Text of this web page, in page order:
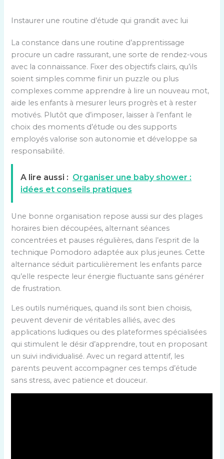
Instaurer une routine d’étude qui grandit avec lui
La constance dans une routine d’apprentissage
procure un cadre rassurant, une sorte de rendez-vous
avec la connaissance. Fixer des objectifs clairs, qu’ils
soient simples comme finir un puzzle ou plus
complexes comme apprendre à lire un nouveau mot,
aide les enfants à mesurer leurs progrès et à rester
motivés. Plutôt que d’imposer, laisser à l’enfant le
choix des moments d’étude ou des supports
employés valorise son autonomie et développe sa
responsabilité.
A lire aussi : Organiser une baby shower :
idées et conseils pratiques
Une bonne organisation repose aussi sur des plages
horaires bien découpées, alternant séances
concentrées et pauses régulières, dans l’esprit de la
technique Pomodoro adaptée aux plus jeunes. Cette
alternance séduit particulièrement les enfants parce
qu’elle respecte leur énergie fluctuante sans générer
de frustration.
Les outils numériques, quand ils sont bien choisis,
peuvent devenir de véritables alliés, avec des
applications ludiques ou des plateformes spécialisées
qui stimulent le désir d’apprendre, tout en proposant
un suivi individualisé. Avec un regard attentif, les
parents peuvent accompagner ces temps d’étude
sans stress, avec patience et douceur.